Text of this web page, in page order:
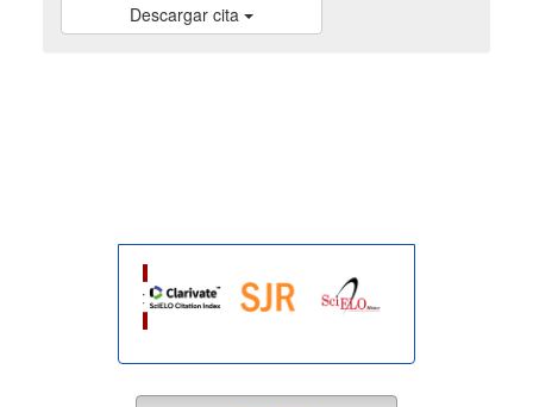
Descargar cita